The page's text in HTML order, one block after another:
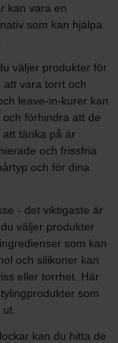
kan vara en
som kan hjälpa
väljer produkter för
att vara torrt och
leave-in-kurer kan
förhindra att de
att tänka på är
och frissfria
och för dina
- det viktigaste är
väljer produkter
som kan
och silikoner kan
eller torrhet. Här
som
kan du hitta de